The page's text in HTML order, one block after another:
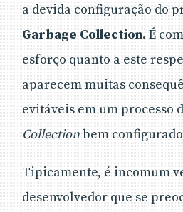
a devida configuração do
Garbage Collection. É
esforço quanto a este
aparecem muitas
evitáveis em um processo
Collectionbem
Tipicamente, é incomum
desenvolvedor que se